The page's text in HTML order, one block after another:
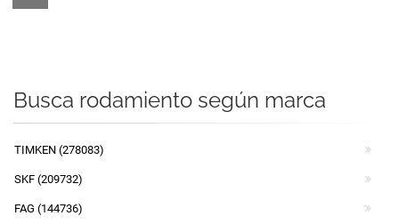
Busca rodamiento según marca
TIMKEN (278083)
SKF (209732)
FAG (144736)